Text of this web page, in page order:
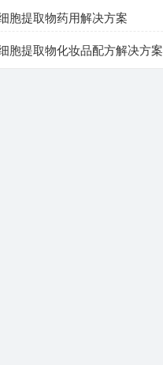
胞提取物药用解决方案
胞提取物化妆品配方解决方案